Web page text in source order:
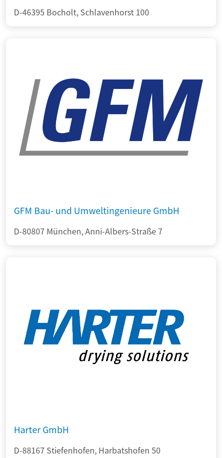
D-46395 Bocholt, Schlavenhorst 100
GFM Bau- und Umweltingenieure GmbH
D-80807 München, Anni-Albers-Straße 7
Harter GmbH
D-88167 Stiefenhofen, Harbatshofen 50